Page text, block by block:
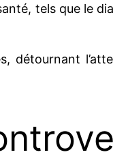
tels que le
détournant